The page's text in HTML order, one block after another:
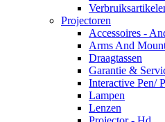
Projectoren
Accessoires -
Arms And
Draagtassen
Garantie &
Interactive Pen/
Lampen
Lenzen